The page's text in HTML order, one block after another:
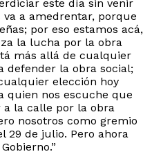
este día sin venir
a amedrentar, porque
por eso estamos acá,
la lucha por la obra
más allá de cualquier
defender la obra social;
elección hoy
quien nos escuche que
a la calle por la obra
nosotros como gremio
29 de julio. Pero ahora